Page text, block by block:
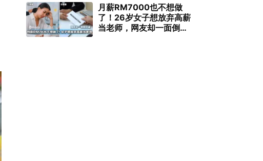
月薪RM7000也不想做
了！26岁女子想放弃高薪
当老师，网友却一面倒劝